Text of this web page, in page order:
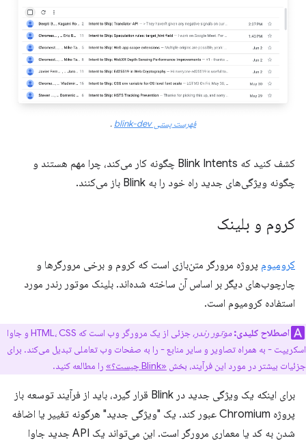
فهرست پستی blink-dev .
کشف کنید که Blink Intents چگونه کار می‌کند، چرا مهم هستند و
چگونه ویژگی‌های جدید راه خود را به Blink باز می‌کنند.
کروم و بلینک
کرومیوم پروژه مرورگر متن‌بازی است که کروم و برخی مرورگرها و
چارچوب‌های دیگر بر اساس آن ساخته شده‌اند. بلینک موتور رندر مورد
استفاده کرومیوم است.
اصطلاح کلیدی: موتور رندر،
جزئی از یک مرورگر وب است که HTML، CSS و جاوا
اسکریپت - به همراه تصاویر و سایر منابع - را به صفحات وب تعاملی تبدیل می‌کند. برای
جزئیات بیشتر در مورد این فرآیند، بخش «Blink چیست؟» را مطالعه کنید.
برای اینکه یک ویژگی جدید در Blink قرار گیرد، باید از فرآیند توسعه باز
پروژه Chromium عبور کند. یک "ویژگی جدید" هرگونه تغییر یا اضافه
شدن به کد یا معماری مرورگر است. این می‌تواند یک API جدید جاوا